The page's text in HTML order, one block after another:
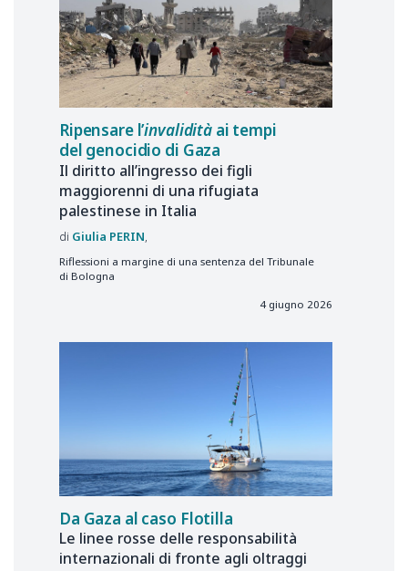
Ripensare l’invaliditàai tempi
del genocidio di Gaza
Il diritto all’ingresso dei figli
maggiorenni di una rifugiata
palestinese in Italia
Giulia PERIN
Riflessioni a margine di una sentenza del Tribunale
di Bologna
4 giugno 2026
Da Gaza al caso Flotilla
Le linee rosse delle responsabilità
internazionali di fronte agli oltraggi